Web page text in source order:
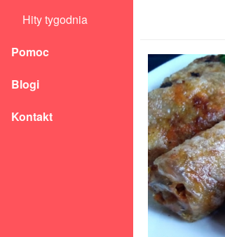
Hity tygodnia
Pomoc
Blogi
Kontakt